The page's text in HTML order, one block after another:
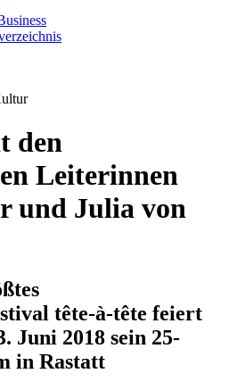
den
Leiterinnen
und Julia von
tête-à-tête feiert
Juni 2018 sein 25-
in Rastatt